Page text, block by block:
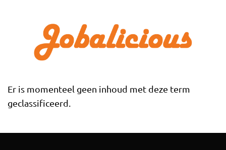
Er is momenteel geen inhoud met deze term
geclassificeerd.